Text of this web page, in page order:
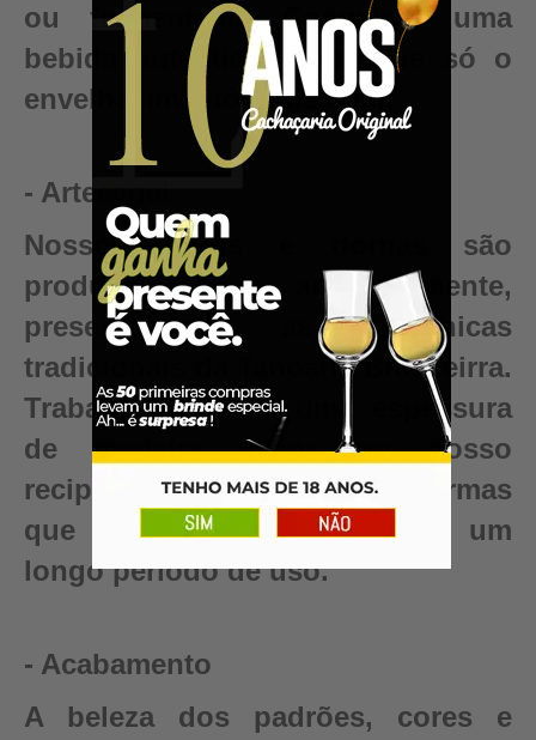
ou fermentado. Conquiste uma
bebida autêntica, valor que só o
envelhecimento pode criar.
- Artesanal
Nossos barris e dornas são
produzidos artesanalmente,
preservando as técnicas
tradicionais da Tanoaria Brasileirra.
Trabalhamos com uma espessura
de madeira maior em nosso
recipientes para garantir reformas
que renovam seu barril para um
longo período de uso.
- Acabamento
A beleza dos padrões, cores e